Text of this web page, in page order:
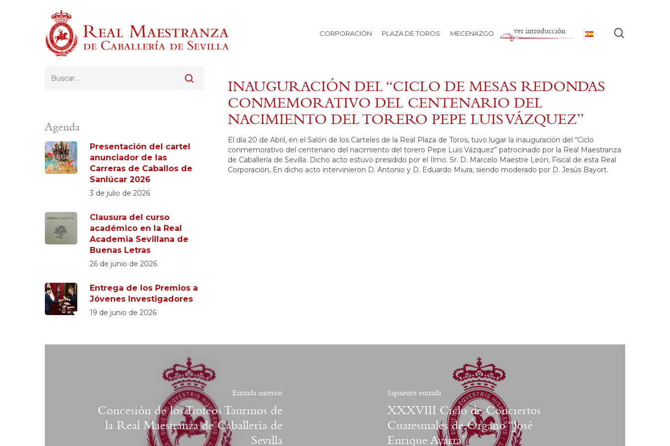
CORPORACIÓN PLAZA DE TOROS MECENAZGO ver introducción
INAUGURACIÓN DEL “CICLO DE MESAS REDONDAS
CONMEMORATIVO DEL CENTENARIO DEL
NACIMIENTO DEL TORERO PEPE LUIS VÁZQUEZ”
El día 20 de Abril, en el Salón de los Carteles de la Real Plaza de Toros, tuvo lugar la inauguración del “Ciclo
conmemorativo del centenario del nacimiento del torero Pepe Luis Vázquez” patrocinado por la Real Maestranza
de Caballería de Sevilla. Dicho acto estuvo presidido por el Ilmo. Sr. D. Marcelo Maestre León, Fiscal de esta Real
Corporación, En dicho acto intervinieron D. Antonio y D. Eduardo Miura, siendo moderado por D. Jesús Bayort.
Agenda
Presentación del cartel
anunciador de las
Carreras de Caballos de
Sanlúcar 2026
3 de julio de 2026
Clausura del curso
académico en la Real
Academia Sevillana de
Buenas Letras
26 de junio de 2026
Entrega de los Premios a
Jóvenes Investigadores
19 de junio de 2026
Entrada anterior
Concesión de los Trofeos Taurinos de
la Real Maestranza de Caballería de
Sevilla
Siguiente entrada
XXXVIII Ciclo de Conciertos
Cuaresmales de Órgano “José
Enrique Ayarra”